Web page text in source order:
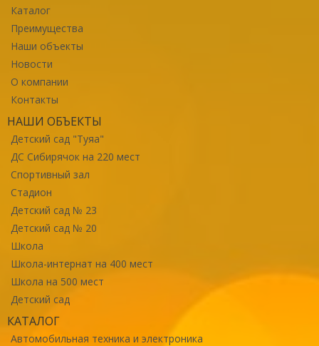
Каталог
Преимущества
Наши объекты
Новости
О компании
Контакты
НАШИ ОБЪЕКТЫ
Детский сад "Туяа"
ДС Сибирячок на 220 мест
Спортивный зал
Стадион
Детский сад № 23
Детский сад № 20
Школа
Школа-интернат на 400 мест
Школа на 500 мест
Детский сад
КАТАЛОГ
Автомобильная техника и электроника